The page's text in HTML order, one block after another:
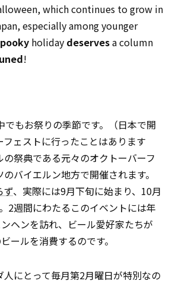
which continues to grow in
especially among younger
holiday deservesa column
!
でもお祭りの季節です。（日本で開
ェストに行ったことはあります
祭典である元々のオクトーバーフ
バイエルン地方で開催されます。
ず、実際には9月下旬に始まり、10月
2週間にわたるこのイベントには年
ヘンを訪れ、ビール愛好家たちが
ールを消費するのです。
にとって毎月第2月曜日が特別なの